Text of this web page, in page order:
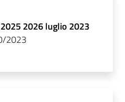
2026 luglio 2023
2023